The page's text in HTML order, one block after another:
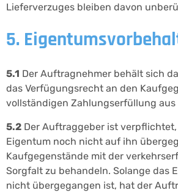
Lieferverzuges bleiben davon
5.
5.1 Der Auftragnehmer behält sich
das Verfügungsrecht an den
vollständigen Zahlungserfüllung aus
5.2 Der Auftraggeber ist
Eigentum noch nicht auf ihn
Kaufgegenstände mit der
Sorgfalt zu behandeln. Solange das
nicht übergegangen ist, hat der